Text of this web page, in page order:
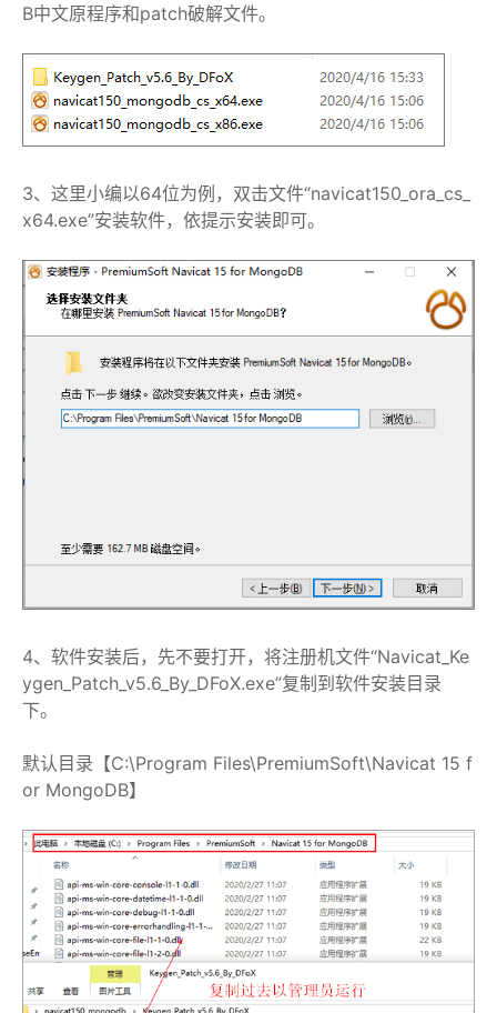
B中文原程序和patch破解文件。
3、这里小编以64位为例，双击文件“navicat150_ora_cs_
x64.exe”安装软件，依提示安装即可。
4、软件安装后，先不要打开，将注册机文件“Navicat_Ke
ygen_Patch_v5.6_By_DFoX.exe”复制到软件安装目录
下。
默认目录【C:\Program Files\PremiumSoft\Navicat 15 f
or MongoDB】